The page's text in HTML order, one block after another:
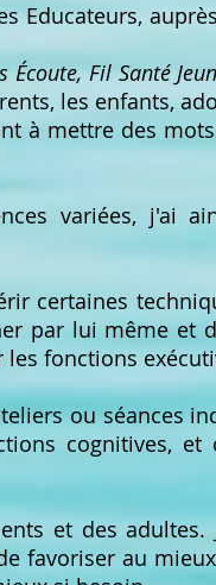
Educateurs,
Écoute, Fil Santé
les enfants,
à mettre des
variées, j'ai
certaines
par lui même et
fonctions
ou séances
cognitives,
et des
favoriser au